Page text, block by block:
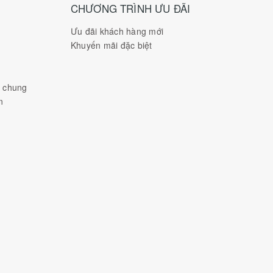
CHƯƠNG TRÌNH ƯU ĐÃI
Ưu đãi khách hàng mới
Khuyến mãi đặc biệt